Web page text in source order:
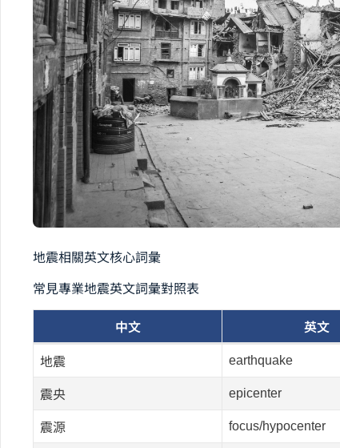
地震相關英文核心詞彙
常見專業地震英文詞彙對照表
中文 英文
地震 earthquake
震央 epicenter
震源 focus/hypocenter